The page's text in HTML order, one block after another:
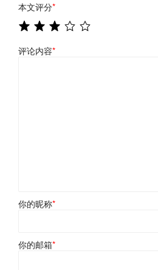
本文评分*
评论内容*
你的昵称*
你的邮箱*